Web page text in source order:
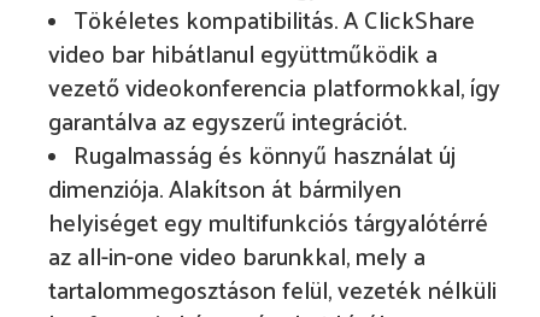
Tökéletes kompatibilitás. A ClickShare
video bar hibátlanul együttműködik a
vezető videokonferencia platformokkal, így
garantálva az egyszerű integrációt.
Rugalmasság és könnyű használat új
dimenziója. Alakítson át bármilyen
helyiséget egy multifunkciós tárgyalótérré
az all-in-one video barunkkal, mely a
tartalommegosztáson felül, vezeték nélküli